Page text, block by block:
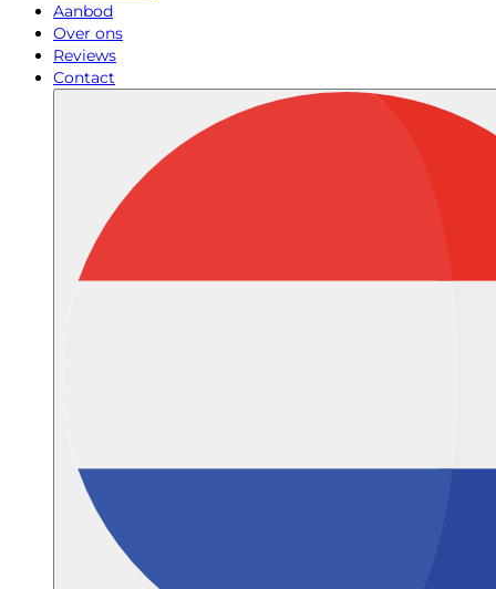
Aanbod
Over ons
Reviews
Contact